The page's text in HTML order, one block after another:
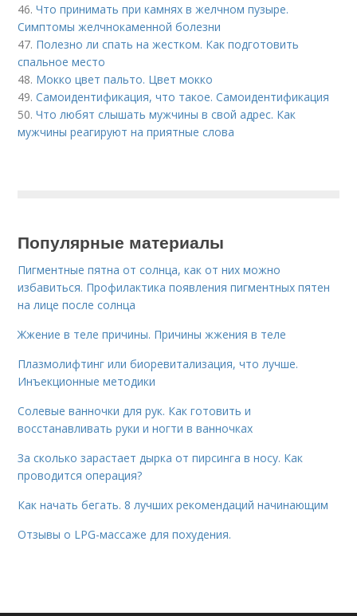
46.Что принимать при камнях в желчном пузыре.
Симптомы желчнокаменной болезни
47. Полезно ли спать на жестком. Как подготовить
спальное место
48. Мокко цвет пальто. Цвет мокко
49.Самоидентификация, что такое. Самоидентификация
50.Что любят слышать мужчины в свой адрес. Как
мужчины реагируют на приятные слова
Популярные материалы
Пигментные пятна от солнца, как от них можно
избавиться. Профилактика появления пигментных пятен
на лице после солнца
Жжение в теле причины. Причины жжения в теле
Плазмолифтинг или биоревитализация, что лучше.
Инъекционные методики
Солевые ванночки для рук. Как готовить и
восстанавливать руки и ногти в ванночках
За сколько зарастает дырка от пирсинга в носу. Как
проводится операция?
Как начать бегать. 8 лучших рекомендаций начинающим
Отзывы о LPG-массаже для похудения.